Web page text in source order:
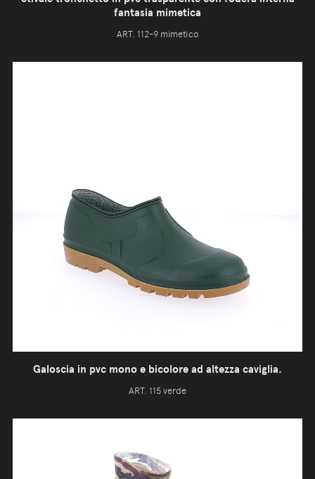
fantasia mimetica
ART. 112-9 mimetico
Galoscia in pvc mono e bicolore ad altezza caviglia.
ART. 115 verde